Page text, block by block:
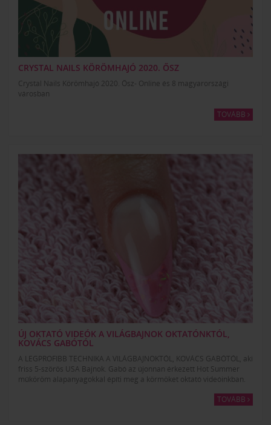
CRYSTAL NAILS KÖRÖMHAJÓ 2020. ŐSZ
Crystal Nails Körömhajó 2020. Ősz- Online és 8 magyarországi
városban
TOVÁBB
ÚJ OKTATÓ VIDEÓK A VILÁGBAJNOK OKTATÓNKTÓL,
KOVÁCS GABÓTÓL
A LEGPROFIBB TECHNIKA A VILÁGBAJNOKTÓL, KOVÁCS GABÓTÓL, aki
friss 5-szörös USA Bajnok. Gabó az újonnan érkezett Hot Summer
műköröm alapanyagokkal építi meg a körmöket oktató videóinkban.
TOVÁBB